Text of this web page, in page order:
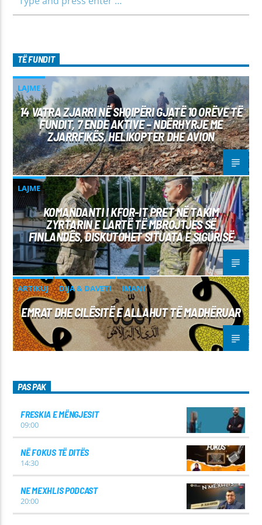
TË FUNDIT
LAJME
14 VATRA ZJARRI NË SHQIPËRI GJATË 10 ORËVE TË
FUNDIT, 7 ENDE AKTIVE – NDËRHYRJE ME
ZJARRFIKËS, HELIKOPTER DHE AVION
LAJME
KOMANDANTI I KFOR-IT PRET NË TAKIM
ZYRTARIN E LARTË TË MBROJTJES SË
FINLANDËS, DISKUTOHET SITUATA E SIGURISË
ARTIKUJ DIJA & DAVETI IMANI
EMRAT DHE CILËSITË E ALLAHUT TË MADHËRUAR
PAS PAK
FRESKIA E MËNGJESIT
09:00
NË FOKUS TË DITËS
14:30
NE MEXHLIS PODCAST
20:00